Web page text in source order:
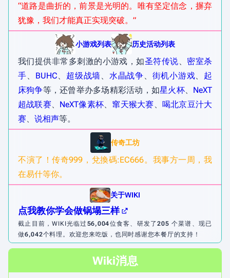
“道路是曲折的，前景是光明的。唯有坚定信念，摒弃
犹豫，我们才能真正实现突破。”
小游戏列表 历史活动列表
我们提供非常多刺激的小游戏，如圣符传说
密室杀
手
BUHC 超级战墙 水晶战争 街机小游戏
起
床狗争等，还曾举办多场精彩活动，如星火杯、 NeXT
超战联赛
NeXT像素杯 窜天猴大赛
喝北京豆汁大
赛
说相声等。
传奇工坊
不演了！传奇999，兌換碼:EC666。我事方一周，我
在易什等你。
关于WIKI
点我教你学会做锅塌三样
截止目前，WIKI光临过 56,004位食客、研发了205 个菜谱、现已
做6,042个料理。欢迎您来吃饭，也同时感谢您本餐厅的支持！
Wiki消息